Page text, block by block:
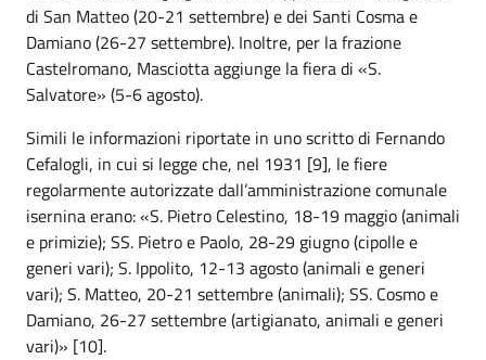
di San Matteo (20-21 settembre) e dei Santi Cosma e
Damiano (26-27 settembre). Inoltre, per la frazione
Castelromano, Masciotta aggiunge la fiera di «S.
Salvatore» (5-6 agosto).
Simili le informazioni riportate in uno scritto di Fernando
Cefalogli, in cui si legge che, nel 1931 [9], le fiere
regolarmente autorizzate dall’amministrazione comunale
isernina erano: «S. Pietro Celestino, 18-19 maggio (animali
e primizie); SS. Pietro e Paolo, 28-29 giugno (cipolle e
generi vari); S. Ippolito, 12-13 agosto (animali e generi
vari); S. Matteo, 20-21 settembre (animali); SS. Cosmo e
Damiano, 26-27 settembre (artigianato, animali e generi
vari)» [10].